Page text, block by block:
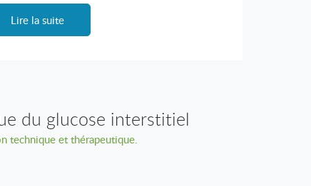
Lire la suite
du glucose interstitiel
technique et thérapeutique.